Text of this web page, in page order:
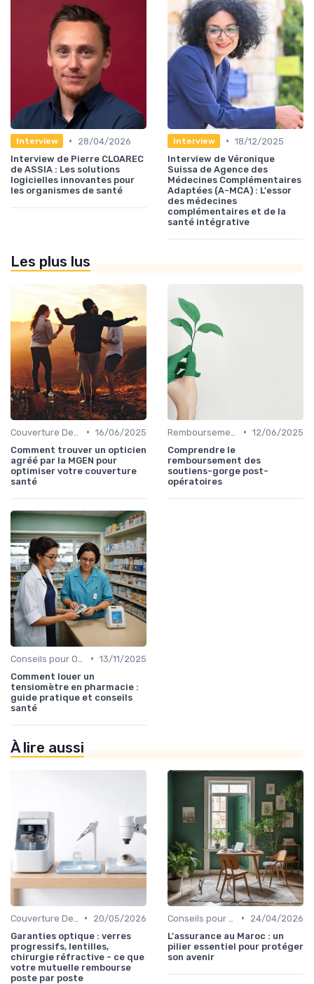
Interview •
28/04/2026
Interview de Pierre CLOAREC
de ASSIA : Les solutions
logicielles innovantes pour
les organismes de santé
Interview • 18/12/2025
Interview de Véronique
Suissa de Agence des
Médecines Complémentaires
Adaptées (A-MCA) : L'essor
des médecines
complémentaires et de la
santé intégrative
Les plus lus
• 16/06/2025
Comment trouver un opticien
agréé par la MGEN pour
optimiser votre couverture
santé
• 12/06/2025
Comprendre le
remboursement des
soutiens-gorge post-
opératoires
• 13/11/2025
Comment louer un
tensiomètre en pharmacie :
guide pratique et conseils
santé
À lire aussi
•
20/05/2026
Garanties optique : verres
progressifs, lentilles,
chirurgie réfractive - ce que
votre mutuelle rembourse
poste par poste
•
24/04/2026
L'assurance au Maroc : un
pilier essentiel pour protéger
son avenir